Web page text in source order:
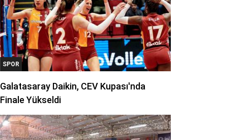
SPOR
Galatasaray Daikin, CEV Kupası'nda
Finale Yükseldi